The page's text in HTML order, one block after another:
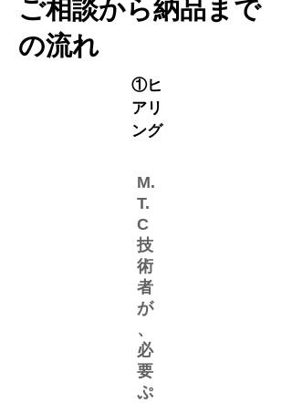
ご相談から納品まで
の流れ
①ヒ
アリ
ング
M.
T.
C
技
術
者
が
、
必
要
ぷ